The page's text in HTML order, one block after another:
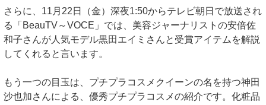
さらに、11月22日（金）深夜1:50からテレビ朝日で放送され
る「BeauTV～VOCE」では、美容ジャーナリストの安倍佐
和子さんが人気モデル黒田エイミさんと受賞アイテムを解説
してくれると言います。
もう一つの目玉は、プチプラコスメクイーンの名を持つ神田
沙也加さんによる、優秀プチプラコスメの紹介です。化粧品